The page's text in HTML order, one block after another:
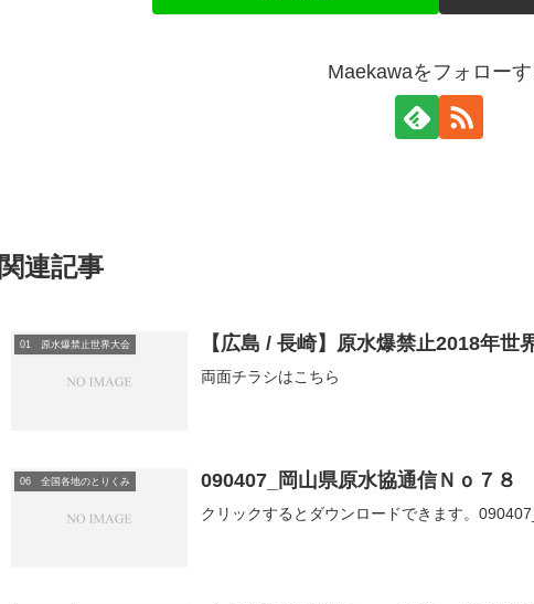
Maekawaをフォローす
関連記事
01 原水爆禁止世界大会 【広島 / 長崎】原水爆禁止2018年世
両面チラシはこちら
06 全国各地のとりくみ 090407_岡山県原水協通信Ｎｏ７８
クリックするとダウンロードできます。